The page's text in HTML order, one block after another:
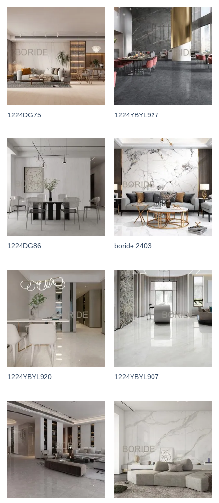
1224DG75 1224YBYL927
1224DG86 boride 2403
1224YBYL920 1224YBYL907